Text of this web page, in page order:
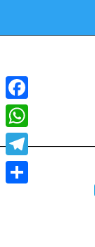
Facebook
WhatsApp
Telegram